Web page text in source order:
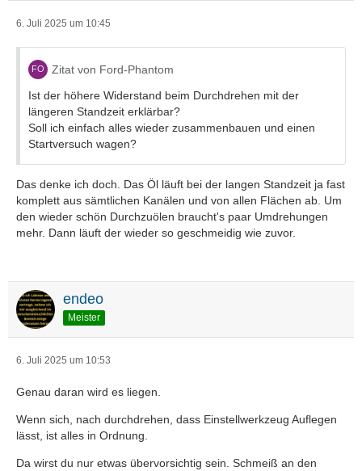
6. Juli 2025 um 10:45
Zitat von Ford-Phantom
Ist der höhere Widerstand beim Durchdrehen mit der
längeren Standzeit erklärbar?
Soll ich einfach alles wieder zusammenbauen und einen
Startversuch wagen?
Das denke ich doch. Das Öl läuft bei der langen Standzeit ja fast
komplett aus sämtlichen Kanälen und von allen Flächen ab. Um
den wieder schön Durchzuölen braucht's paar Umdrehungen
mehr. Dann läuft der wieder so geschmeidig wie zuvor.
endeo
Meister
6. Juli 2025 um 10:53
Genau daran wird es liegen.
Wenn sich, nach durchdrehen, dass Einstellwerkzeug Auflegen
lässt, ist alles in Ordnung.
Da wirst du nur etwas übervorsichtig sein. Schmeiß an den